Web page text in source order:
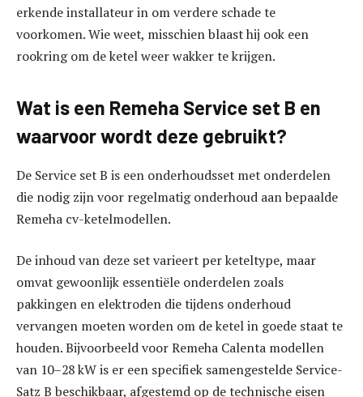
erkende installateur in om verdere schade te
voorkomen. Wie weet, misschien blaast hij ook een
rookring om de ketel weer wakker te krijgen.
Wat is een Remeha Service set B en
waarvoor wordt deze gebruikt?
De Service set B is een onderhoudsset met onderdelen
die nodig zijn voor regelmatig onderhoud aan bepaalde
Remeha cv-ketelmodellen.
De inhoud van deze set varieert per keteltype, maar
omvat gewoonlijk essentiële onderdelen zoals
pakkingen en elektroden die tijdens onderhoud
vervangen moeten worden om de ketel in goede staat te
houden. Bijvoorbeeld voor Remeha Calenta modellen
van 10–28 kW is er een specifiek samengestelde Service-
Satz B beschikbaar, afgestemd op de technische eisen